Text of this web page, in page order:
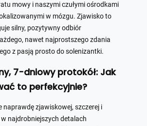
mowy i naszymi czułymi ośrodkami
w mózgu. Zjawisko to
silny, pozytywny odbiór
nawet najprostszego zdania
z pasją prosto do solenizantki.
7-dniowy protokół: Jak
to perfekcyjnie?
naprawdę zjawiskowej, szczerej i
najdrobniejszych detalach